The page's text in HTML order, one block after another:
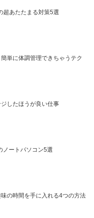
超あたたまる対策5選
単に体調管理できちゃうテク
したほうが良い仕事
ノートパソコン5選
の時間を手に入れる4つの方法